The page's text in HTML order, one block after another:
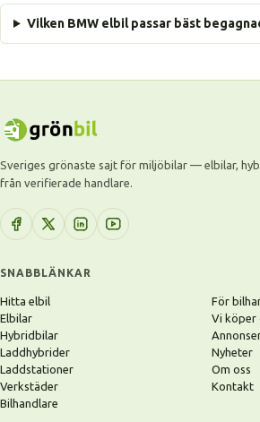
Vilken BMW elbil passar bäst
Sveriges grönaste sajt för miljöbilar — elbilar,
från verifierade handlare.
SNABBLÄNKAR
Hitta elbil
Elbilar
Hybridbilar
Laddhybrider
Laddstationer
Verkstäder
Bilhandlare
För
Vi köper
Nyheter
Om oss
Kontakt